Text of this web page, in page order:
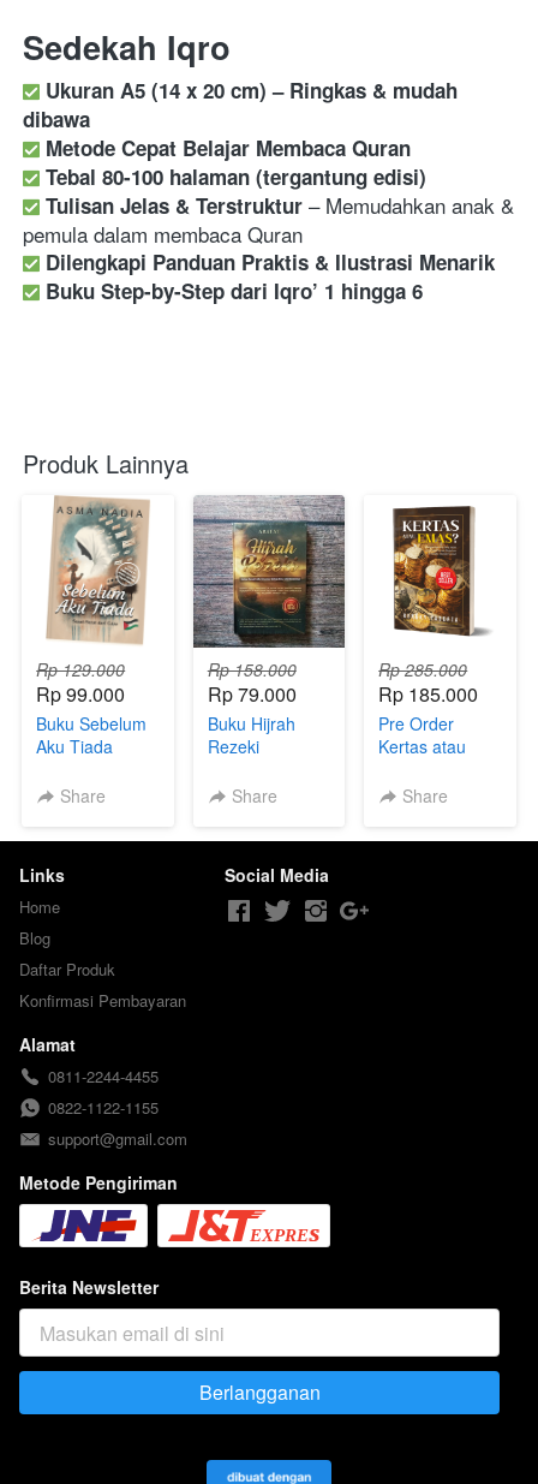
Sedekah Iqro
Ukuran A5 (14 x 20 cm) – Ringkas & mudah
dibawa
Metode Cepat Belajar Membaca Quran
Tebal 80-100 halaman (tergantung edisi)
Tulisan Jelas & Terstruktur – Memudahkan anak &
Dilengkapi Panduan Praktis & Ilustrasi Menarik
Buku Step-by-Step dari Iqro’ 1 hingga 6
Produk Lainnya
Rp 129.000
Rp 99.000
Buku Sebelum
Aku Tiada
Share
Rp 158.000
Rp 79.000
Buku Hijrah
Rezeki
Share
Rp 285.000
Rp 185.000
Pre Order
Kertas atau
Share
Links
Home
Blog
Daftar Produk
Konfirmasi Pembayaran
Social Media
Alamat
0811-2244-4455
0822-1122-1155
support@gmail.com
Metode Pengiriman
Berita Newsletter
`Berlangganan